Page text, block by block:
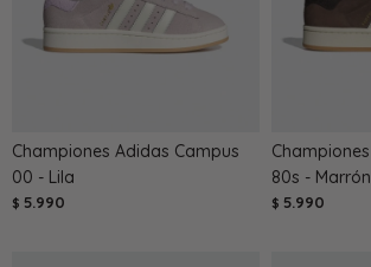
Championes Adidas Campus
00 - Lila
$ 5.990
80s - Marrón
$ 5.990